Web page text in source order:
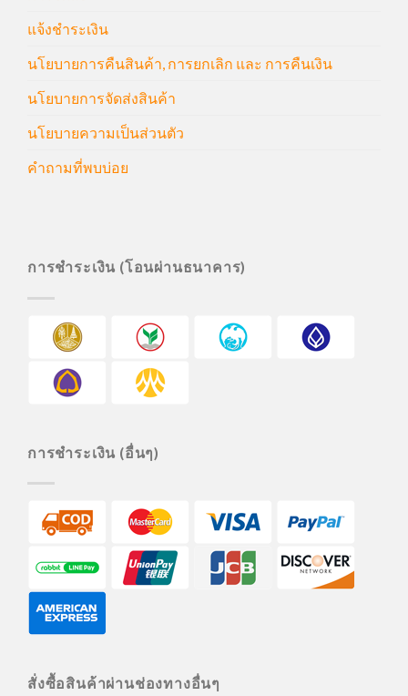
แจ้งชำระเงิน
นโยบายการคืนสินค้า, การยกเลิก และ การคืนเงิน
นโยบายการจัดส่งสินค้า
นโยบายความเป็นส่วนตัว
คำถามที่พบบ่อย
การชำระเงิน (โอนผ่านธนาคาร)
การชำระเงิน (อื่นๆ)
สั่งซื้อสินค้าผ่านช่องทางอื่นๆ